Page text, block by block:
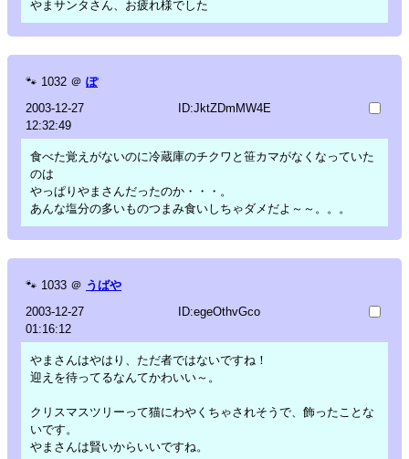
やまサンタさん、お疲れ様でした
🐾 1032 ＠ ぽ
2003-12-27
12:32:49
ID:JktZDmMW4E
食べた覚えがないのに冷蔵庫のチクワと笹カマがなくなっていた
のは
やっぱりやまさんだったのか・・・。
あんな塩分の多いものつまみ食いしちゃダメだよ～～。。。
🐾 1033 ＠ うばや
2003-12-27
01:16:12
ID:egeOthvGco
やまさんはやはり、ただ者ではないですね！
迎えを待ってるなんてかわいい～。
クリスマスツリーって猫にわやくちゃされそうで、飾ったことな
いです。
やまさんは賢いからいいですね。